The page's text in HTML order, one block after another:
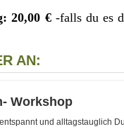
20,00 €-falls du es
AN: